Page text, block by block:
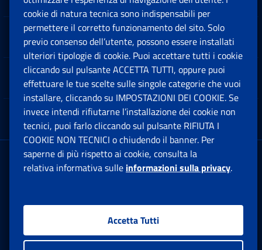
Software
Note Legali
App mobile
Sede Legale : Via Ciro il Grande, 21
00144 Roma
Facebook: Apre una nuova finestra
Twitter: Apre una nuova finestra
Whatsapp: Apre una nuova
Youtube: Apre una
Instagram:
cookie di natura tecnica sono indispensabili per
permettere il corretto funzionamento del sito. Solo
previo consenso dell’utente, possono essere installati
ulteriori tipologie di cookie. Puoi accettare tutti i cookie
cliccando sul pulsante ACCETTA TUTTI, oppure puoi
effettuare le tue scelte sulle singole categorie che vuoi
installare, cliccando su IMPOSTAZIONI DEI COOKIE. Se
invece intendi rifiutarne l’installazione dei cookie non
tecnici, puoi farlo cliccando sul pulsante RIFIUTA I
COOKIE NON TECNICI o chiudendo il banner. Per
saperne di più rispetto ai cookie, consulta la
relativa informativa sulle informazioni sulla privacy.
Accetta Tutti